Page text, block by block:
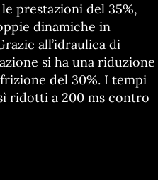
prestazioni del 35%,
dinamiche in
all’idraulica di
si ha una riduzione
del 30%. I tempi
ridotti a 200 ms contro